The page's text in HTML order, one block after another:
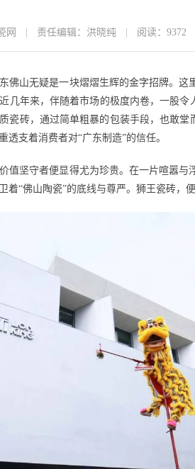
网 责任编辑：洪晓纯 阅读：9372
佛山无疑是一块熠熠生辉的金字招牌。
几年来，伴随着市场的极度内卷，一股令
砖，通过简单粗暴的包装手段，也敢堂
透支着消费者对“广东制造”的信任。
值坚守者便显得尤为珍贵。在一片喧嚣与
着“佛山陶瓷”的底线与尊严。狮王瓷砖，